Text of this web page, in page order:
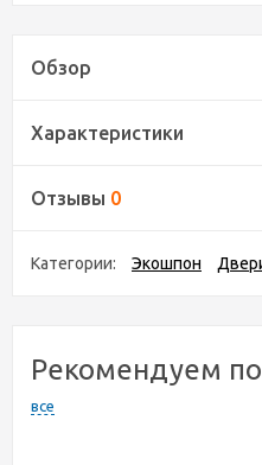
Обзор
Характеристики
Отзывы 0
Категории: Экошпон
Рекомендуем
все